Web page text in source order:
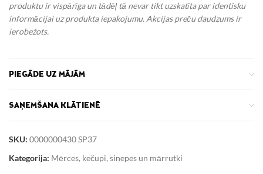
produktu ir vispārīga un tādēļ tā nevar tikt uzskatīta par identisku
informācijai uz produkta iepakojumu. Akcijas preču daudzums ir
ierobežots.
PIEGĀDE UZ MĀJĀM
SAŅEMŠANA KLĀTIENĒ
SKU: 0000000430 SP37
Kategorija: Mērces, kečupi, sinepes un mārrutki